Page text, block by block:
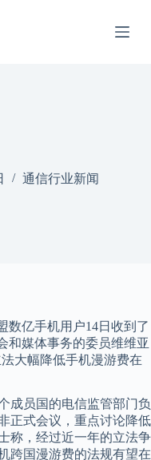
通信行业新闻
数亿手机用户14日收到了
和媒体事务的委员维维亚
大幅降低手机漫游费在
员国的电信监管部门负
正式会议，重点讨论降低
称，经过近一年的立法争
跨国漫游费的法规有望在